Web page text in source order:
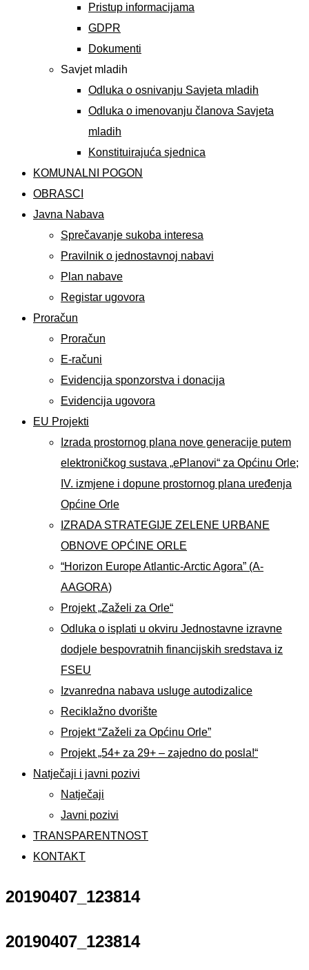
Pristup informacijama
GDPR
Dokumenti
Savjet mladih
Odluka o osnivanju Savjeta mladih
Odluka o imenovanju članova Savjeta
mladih
Konstituirajuća sjednica
KOMUNALNI POGON
OBRASCI
Javna Nabava
Sprečavanje sukoba interesa
Pravilnik o jednostavnoj nabavi
Plan nabave
Registar ugovora
Proračun
Proračun
E-računi
Evidencija sponzorstva i donacija
Evidencija ugovora
EU Projekti
Izrada prostornog plana nove generacije putem
elektroničkog sustava „ePlanovi“ za Općinu Orle;
IV. izmjene i dopune prostornog plana uređenja
Općine Orle
IZRADA STRATEGIJE ZELENE URBANE
OBNOVE OPĆINE ORLE
“Horizon Europe Atlantic-Arctic Agora” (A-
AAGORA)
Projekt „Zaželi za Orle“
Odluka o isplati u okviru Jednostavne izravne
dodjele bespovratnih financijskih sredstava iz
FSEU
Izvanredna nabava usluge autodizalice
Reciklažno dvorište
Projekt “Zaželi za Općinu Orle”
Projekt „54+ za 29+ – zajedno do posla!“
Natječaji i javni pozivi
Natječaji
Javni pozivi
TRANSPARENTNOST
KONTAKT
20190407_123814
20190407_123814